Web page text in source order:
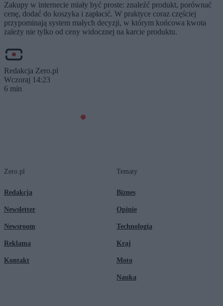
Zakupy w internecie miały być proste: znaleźć produkt, porównać
cenę, dodać do koszyka i zapłacić. W praktyce coraz częściej
przypominają system małych decyzji, w którym końcowa kwota
zależy nie tylko od ceny widocznej na karcie produktu.
Redakcja Zero.pl
Wczoraj 14:23
6 min
Zero.pl
Redakcja
Newsletter
Newsroom
Reklama
Kontakt
Tematy
Biznes
Opinie
Technologia
Kraj
Moto
Nauka